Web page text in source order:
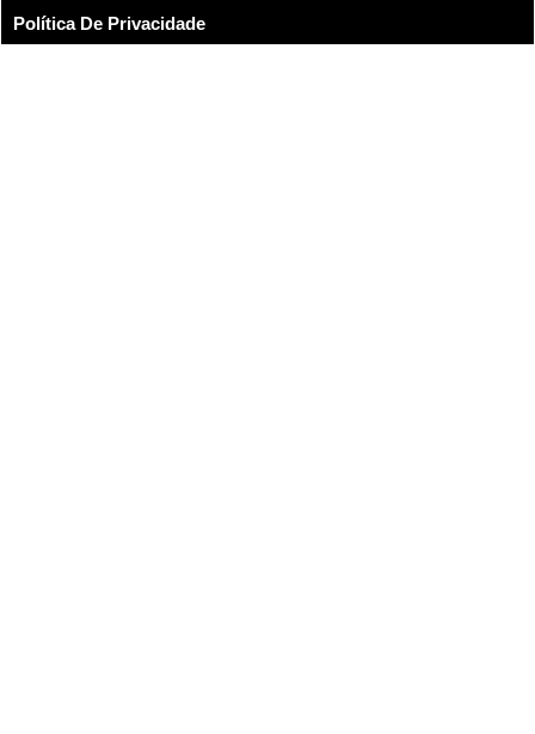
Política De Privacidade